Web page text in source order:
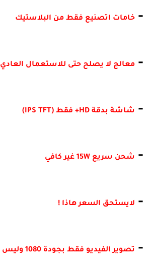
- خامات اتصنيع فقط من البلاستيك
- معالج لا يصلح حتى للاستعمال العادي
- شاشة بدقة HD+ فقط (IPS TFT)
- شحن سريع 15W غير كافي
- لايستحق السعر هاذا !
- تصوير الفيديو فقط بجودة 1080 وليس 4K